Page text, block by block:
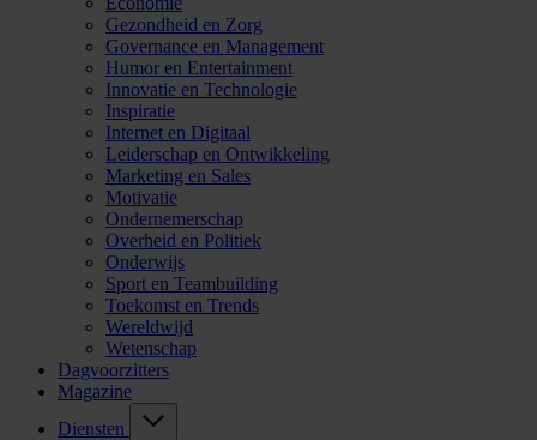
Gezondheid en Zorg
Governance en Management
Humor en Entertainment
Innovatie en Technologie
Inspiratie
Internet en Digitaal
Leiderschap en Ontwikkeling
Marketing en Sales
Motivatie
Ondernemerschap
Overheid en Politiek
Onderwijs
Sport en Teambuilding
Toekomst en Trends
Wereldwijd
Wetenschap
Dagvoorzitters
Magazine
Diensten